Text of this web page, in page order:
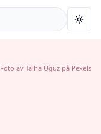
Foto av Talha Uğuz på Pexels